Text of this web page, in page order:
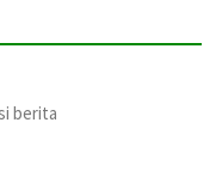
berita